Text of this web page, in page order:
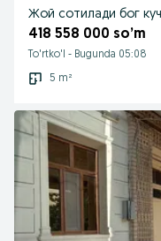
Жой сотилади бог
418 558 000 so’m
To'rtko'l - Bugunda 05:08
5 m²